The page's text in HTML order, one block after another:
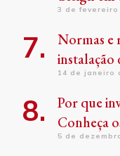
3 de fevereiro
Normas e
instalação
14 de janeiro
Por que
Conheça
5 de